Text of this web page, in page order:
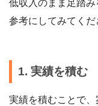
低収入のまま足踏
参考にしてみてくだ
1. 実績を積む
実績を積むことで、